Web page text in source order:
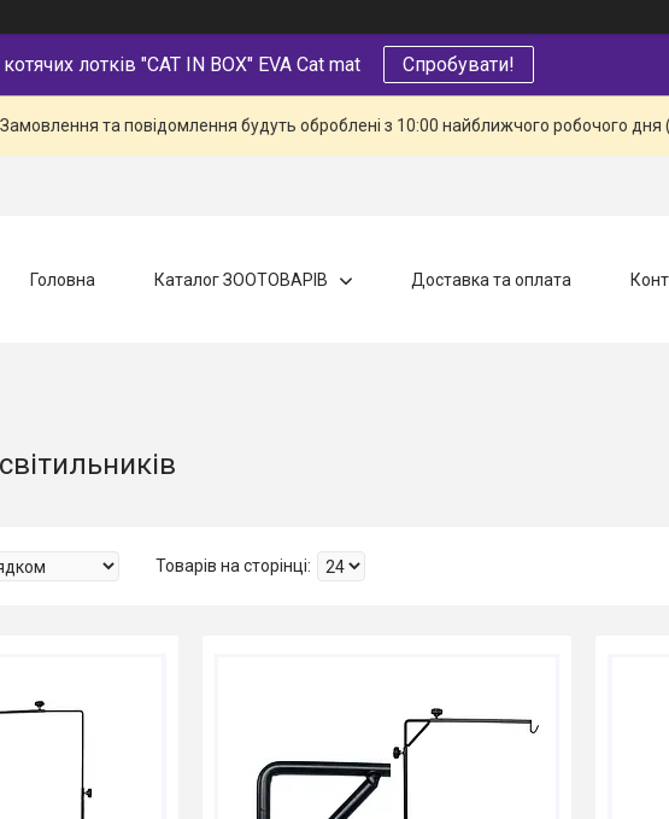
лотків "CAT IN BOX" EVA Cat mat Спробувати!
та повідомлення будуть оброблені з 10:00 найближчого робочого дня
Головна Каталог ЗООТОВАРІВ Доставка та оплата